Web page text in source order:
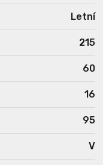
Letní
215
60
16
95
V